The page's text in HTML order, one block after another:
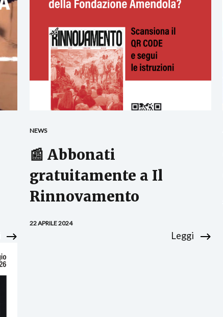
NEWS
📰 Abbonati
gratuitamente a Il
Rinnovamento
22 APRILE 2024
Leggi